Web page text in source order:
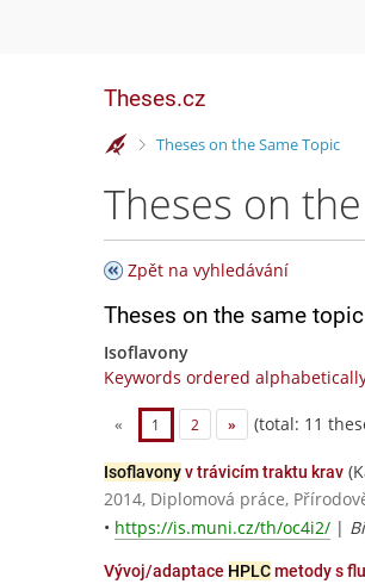
Theses.cz
>
Theses on the Same Topic
Theses on
Zpět na vyhledávání
Theses on the same
Isoflavony
Keywords ordered
« 1 2 » (total: 11
Isoflavonyv trávicím traktu krav
2014, Diplomová práce,
• https://is.muni.cz/th/oc4i2/ |
Vývoj/adaptace HPLCmetody s